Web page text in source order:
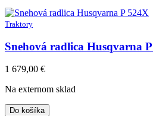
Traktory
Snehová radlica Husqvarna
1 679,00 €
Na externom sklad
Do košíka